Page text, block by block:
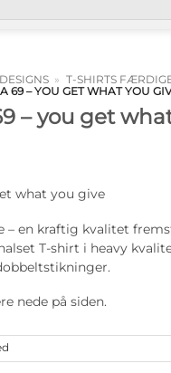
» T-SHIRTS
69 – YOU GET WHAT YOU
– you get
what you give
– en kraftig kvalitet
T-shirt i heavy
nede på siden.